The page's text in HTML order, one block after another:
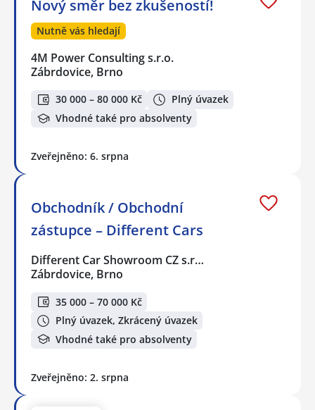
Nový směr bez zkušeností!
Nutně vás hledají
4M Power Consulting s.r.o.
Zábrdovice, Brno
30 000 – 80 000 Kč
Plný úvazek
Vhodné také pro absolventy
Zveřejněno: 6. srpna
Obchodník / Obchodní
zástupce – Different Cars
Different Car Showroom CZ s.r…
Zábrdovice, Brno
35 000 – 70 000 Kč
Plný úvazek, Zkrácený úvazek
Vhodné také pro absolventy
Zveřejněno: 2. srpna